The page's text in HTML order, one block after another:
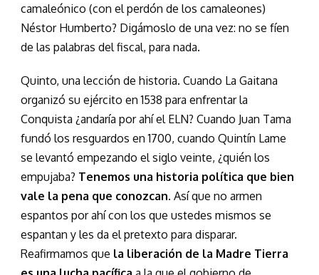
camaleónico (con el perdón de los camaleones)
Néstor Humberto? Digámoslo de una vez: no se fíen
de las palabras del fiscal, para nada.
Quinto, una lección de historia. Cuando La Gaitana
organizó su ejército en 1538 para enfrentar la
Conquista ¿andaría por ahí el ELN? Cuando Juan Tama
fundó los resguardos en 1700, cuando Quintín Lame
se levantó empezando el siglo veinte, ¿quién los
empujaba? Tenemos una historia política que bien
vale la pena que conozcan. Así que no armen
espantos por ahí con los que ustedes mismos se
espantan y les da el pretexto para disparar.
Reafirmamos que la liberación de la Madre Tierra